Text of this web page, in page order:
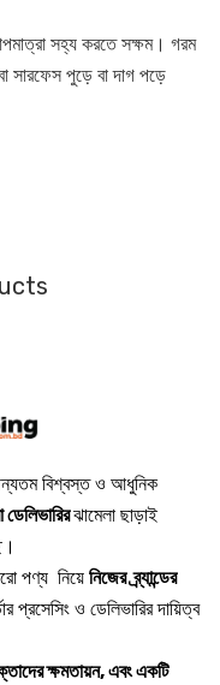
সহ্য করতে সক্ষম। গরম
সারফেস পুড়ে বা দাগ পড়ে
বিশ্বস্ত ও আধুনিক
ডেলিভারিরঝামেলা ছাড়াই
পণ্য নিয়ে নিজের ব্র্যান্ডের
ও ডেলিভারির দায়িত্ব
ক্ষমতায়ন, এবং একটি